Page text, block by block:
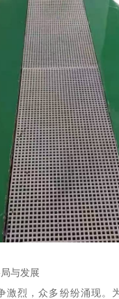
与发展
激烈，众多纷纷涌现。